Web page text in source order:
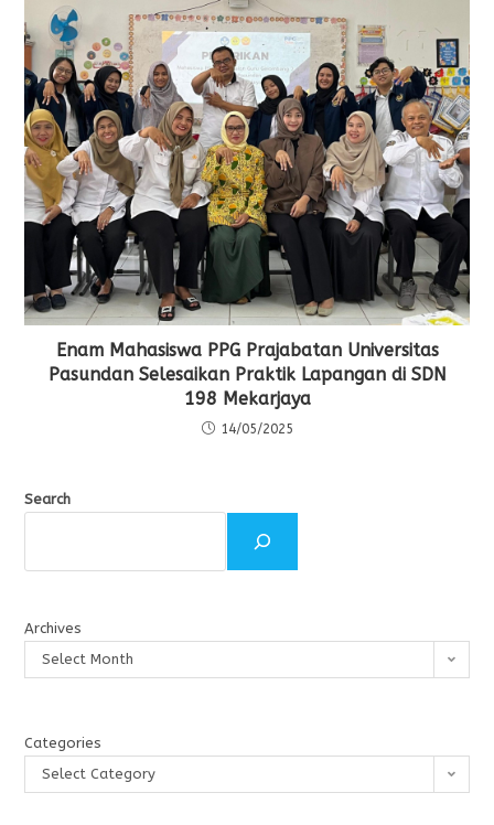
Enam Mahasiswa PPG Prajabatan Universitas
Pasundan Selesaikan Praktik Lapangan di SDN
198 Mekarjaya
14/05/2025
Search
Archives
Select Month
Categories
Select Category